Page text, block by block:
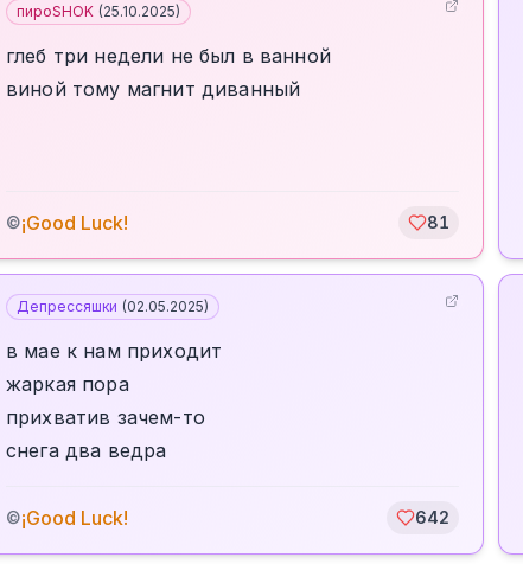
пироSHOK (25.10.2025)
глеб три недели не был в ванной
виной тому магнит диванный
©¡Good Luck! 81
Депрессяшки (02.05.2025)
в мае к нам приходит
жаркая пора
прихватив зачем-то
снега два ведра
©¡Good Luck! 642